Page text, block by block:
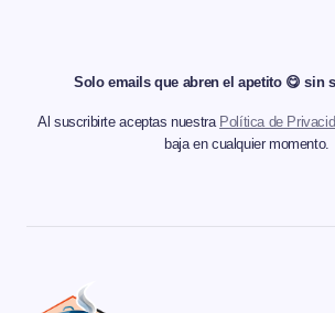
Solo emails que abren el apetito 😋 sin
Al suscribirte aceptas nuestra Política de
baja en cualquier momento.